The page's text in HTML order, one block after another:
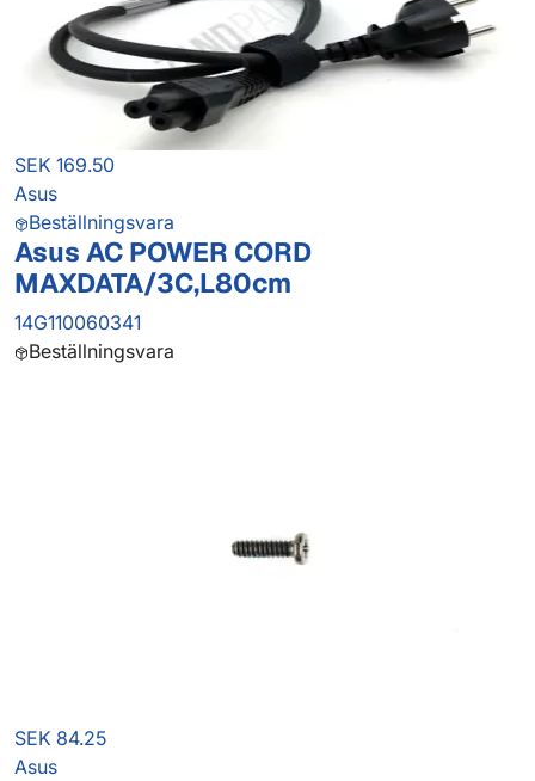
SEK 169.50
Asus
Beställningsvara
Asus AC POWER CORD
MAXDATA/3C,L80cm
14G110060341
Beställningsvara
SEK 84.25
Asus